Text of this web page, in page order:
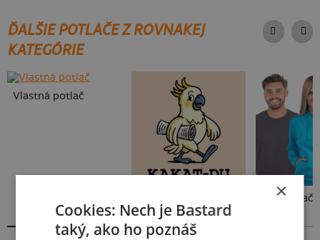
ĎALŠIE POTLAČE Z ROVNAKEJ
KATEGÓRIE
Vlastná potlač
Bez potlače
×
Cookies: Nech je Bastard
taký, ako ho poznáš